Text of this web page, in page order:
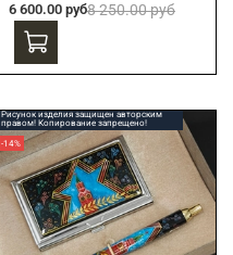
6 600.00 руб8 250.00 руб
Рисунок изделия защищен авторским
правом! Копирование запрещено!
-14%